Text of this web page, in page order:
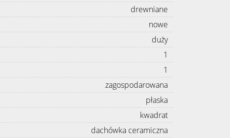
drewniane
nowe
duży
1
1
zagospodarowana
płaska
kwadrat
dachówka ceramiczna